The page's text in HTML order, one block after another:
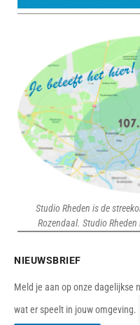
Studio Rheden is de
Rozendaal. Studio
NIEUWSBRIEF
Meld je aan op onze dagelijkse
wat er speelt in jouw omgeving.